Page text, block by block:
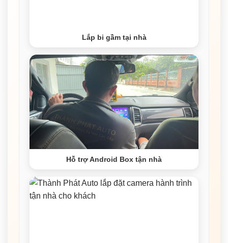
Lắp bi gầm tại nhà
Hỗ trợ Android Box tận nhà